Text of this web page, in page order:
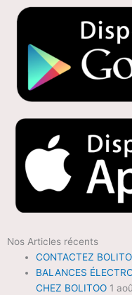
Nos Articles récents
CONTACTEZ
BALANCES
CHEZ BOLITOO 1